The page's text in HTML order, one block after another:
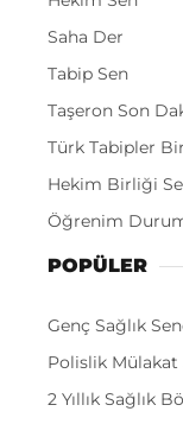
Saha Der
Tabip Sen
Taşeron Son
Türk Tabipler
Hekim Birliği
Öğrenim
POPÜLER
Genç Sağlık
Polislik Mülakat
2 Yıllık Sağlık